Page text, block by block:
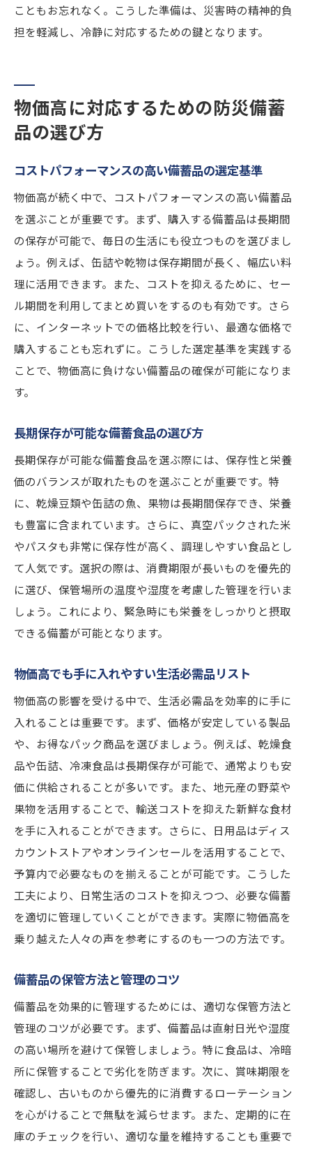
こともお忘れなく。こうした準備は、災害時の精神的負
担を軽減し、冷静に対応するための鍵となります。
物価高に対応するための防災備蓄
品の選び方
コストパフォーマンスの高い備蓄品の選定基準
物価高が続く中で、コストパフォーマンスの高い備蓄品
を選ぶことが重要です。まず、購入する備蓄品は長期間
の保存が可能で、毎日の生活にも役立つものを選びまし
ょう。例えば、缶詰や乾物は保存期間が長く、幅広い料
理に活用できます。また、コストを抑えるために、セー
ル期間を利用してまとめ買いをするのも有効です。さら
に、インターネットでの価格比較を行い、最適な価格で
購入することも忘れずに。こうした選定基準を実践する
ことで、物価高に負けない備蓄品の確保が可能になりま
す。
長期保存が可能な備蓄食品の選び方
長期保存が可能な備蓄食品を選ぶ際には、保存性と栄養
価のバランスが取れたものを選ぶことが重要です。特
に、乾燥豆類や缶詰の魚、果物は長期間保存でき、栄養
も豊富に含まれています。さらに、真空パックされた米
やパスタも非常に保存性が高く、調理しやすい食品とし
て人気です。選択の際は、消費期限が長いものを優先的
に選び、保管場所の温度や湿度を考慮した管理を行いま
しょう。これにより、緊急時にも栄養をしっかりと摂取
できる備蓄が可能となります。
物価高でも手に入れやすい生活必需品リスト
物価高の影響を受ける中で、生活必需品を効率的に手に
入れることは重要です。まず、価格が安定している製品
や、お得なパック商品を選びましょう。例えば、乾燥食
品や缶詰、冷凍食品は長期保存が可能で、通常よりも安
価に供給されることが多いです。また、地元産の野菜や
果物を活用することで、輸送コストを抑えた新鮮な食材
を手に入れることができます。さらに、日用品はディス
カウントストアやオンラインセールを活用することで、
予算内で必要なものを揃えることが可能です。こうした
工夫により、日常生活のコストを抑えつつ、必要な備蓄
を適切に管理していくことができます。実際に物価高を
乗り越えた人々の声を参考にするのも一つの方法です。
備蓄品の保管方法と管理のコツ
備蓄品を効果的に管理するためには、適切な保管方法と
管理のコツが必要です。まず、備蓄品は直射日光や湿度
の高い場所を避けて保管しましょう。特に食品は、冷暗
所に保管することで劣化を防ぎます。次に、賞味期限を
確認し、古いものから優先的に消費するローテーション
を心がけることで無駄を減らせます。また、定期的に在
庫のチェックを行い、適切な量を維持することも重要で